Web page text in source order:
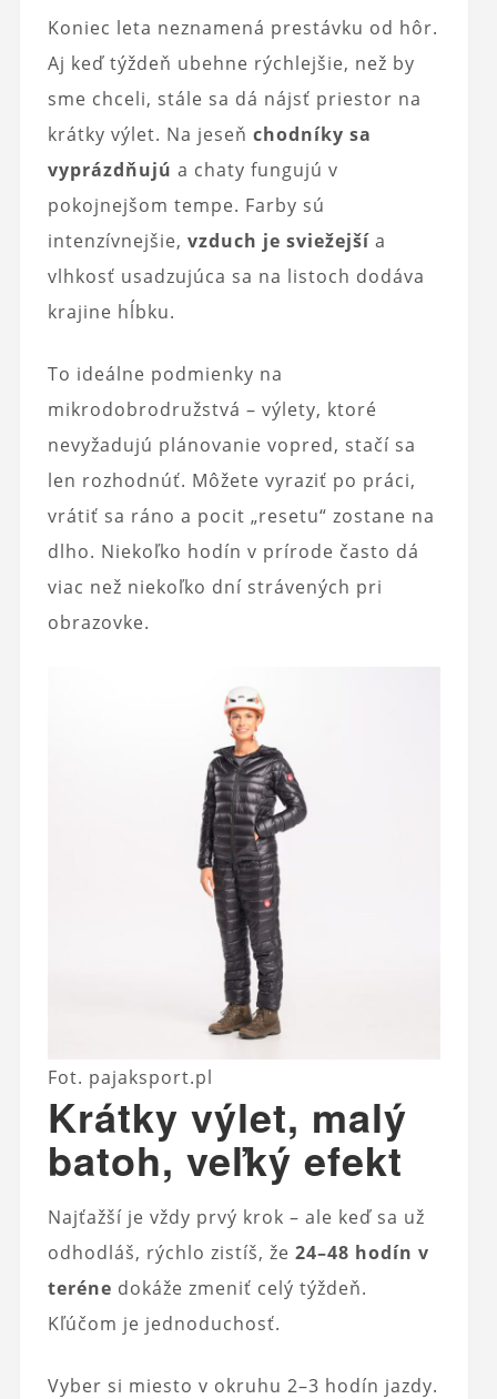
Koniec leta neznamená prestávku od hôr.
Aj keď týždeň ubehne rýchlejšie, než by
sme chceli, stále sa dá nájsť priestor na
krátky výlet. Na jeseň chodníky sa
vyprázdňujú a chaty fungujú v
pokojnejšom tempe. Farby sú
intenzívnejšie, vzduch je sviežejšía
vlhkosť usadzujúca sa na listoch dodáva
krajine hĺbku.
To ideálne podmienky na
mikrodobrodružstvá – výlety, ktoré
nevyžadujú plánovanie vopred, stačí sa
len rozhodnúť. Môžete vyraziť po práci,
vrátiť sa ráno a pocit „resetu“ zostane na
dlho. Niekoľko hodín v prírode často dá
viac než niekoľko dní strávených pri
obrazovke.
Fot. pajaksport.pl
Krátky výlet, malý
batoh, veľký efekt
Najťažší je vždy prvý krok – ale keď sa už
odhodláš, rýchlo zistíš, že 24–48 hodín v
teréne dokáže zmeniť celý týždeň.
Kľúčom je jednoduchosť.
Vyber si miesto v okruhu 2–3 hodín jazdy.